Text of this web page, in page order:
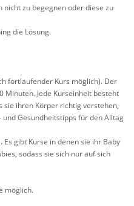
zu be­geg­nen oder diese zu
die Lö­sung.
fort­lau­fen­der Kurs mög­lich). Der
Mi­nu­ten. Jede Kurs­ein­heit be­steht
sie ihren Kör­per rich­tig ver­ste­hen,
und Ge­sund­heits­tipps für den All­tag
gibt Kurse in denen sie ihr Baby
so­dass sie sich nur auf sich
mög­lich.